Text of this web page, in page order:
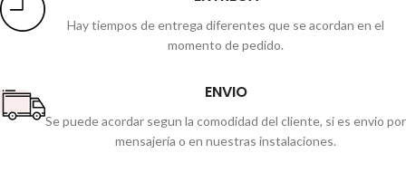
Hay tiempos de entrega diferentes que se acordan en el
momento de pedido.
ENVIO
Se puede acordar segun la comodidad del cliente, si es envio por
mensajería o en nuestras instalaciones.